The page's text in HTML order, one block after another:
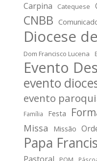
Carpina Catequese
CNBB
Diocese
Dom Francisco Lucena
Evento
evento
evento
Família Festa
Missa Missão
Papa